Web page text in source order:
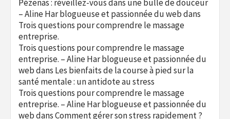
Pézenas : réveillez-vous dans une bulle de douceur
– Aline Har blogueuse et passionnée du webdans
Trois questions pour comprendre le massage
entreprise.
Trois questions pour comprendre le massage
entreprise. – Aline Har blogueuse et passionnée du
webdans Les bienfaits de la course à pied sur la
santé mentale : un antidote au stress
Trois questions pour comprendre le massage
entreprise. – Aline Har blogueuse et passionnée du
webdansComment gérer son stress rapidement ?